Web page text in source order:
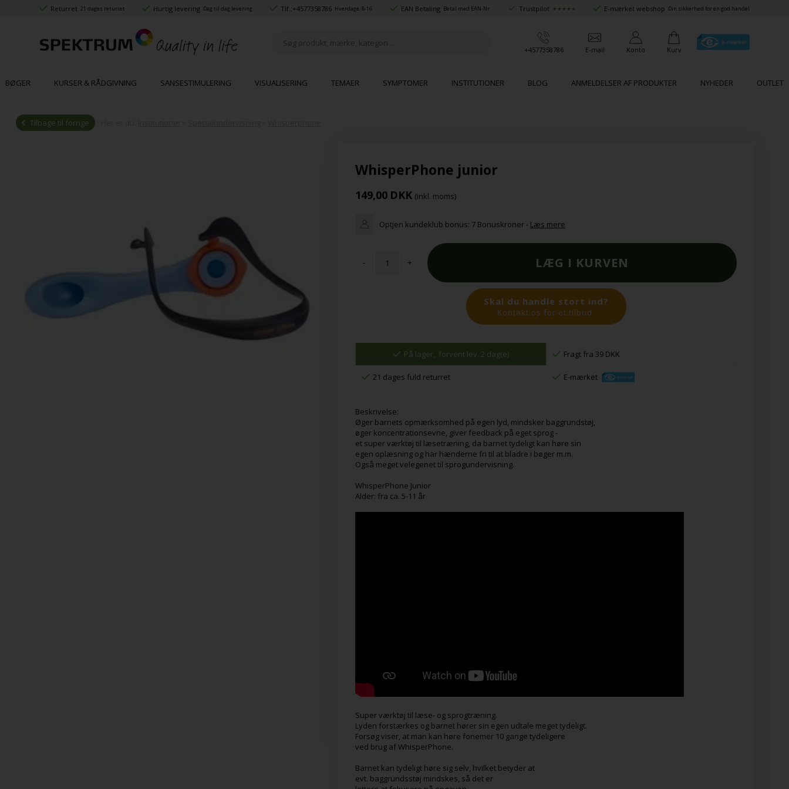
Returret 21 dages returret Hurtig levering Dag til dag levering Tlf.:+4577358786 Hverdage: 8-16 EAN Betaling Betal med EAN-Nr. Trustpilot ★★★★★ E-mærket webshop Din sikkerhed for en god handel
+4577358786 E-mail Konto Kurv
BØGER KURSER & RÅDGIVNING SANSESTIMULERING VISUALISERING TEMAER SYMPTOMER INSTITUTIONER BLOG ANMELDELSER AF PRODUKTER NYHEDER OUTLET
Tilbage til forrige
WhisperPhone junior
149,00 DKK (inkl. moms)
Optjen kundeklub bonus: 7 Bonuskroner - Læs mere
- +
Skal du handle stort ind?
Kontakt os for et tilbud.
På lager, forvent lev. 2 dag(e) Fragt fra 39 DKK
21 dages fuld returret E-mærket
Beskrivelse:
Øger barnets opmærksomhed på egen lyd, mindsker baggrundstøj,
øger koncentrationsevne, giver feedback på eget sprog -
et super værktøj til læsetræning, da barnet tydeligt kan høre sin
egen oplæsning og har hænderne fri til at bladre i bøger m.m.
Også meget velegenet til sprogundervisning.
WhisperPhone Junior
Alder: fra ca. 5-11 år
Super værktøj til læse- og sprogtræning.
Lyden forstærkes og barnet hører sin egen udtale meget tydeligt.
Forsøg viser, at man kan høre fonemer 10 gange tydeligere
ved brug af WhisperPhone.
Barnet kan tydeligt høre sig selv, hvilket betyder at
evt. baggrundsstøj mindskes, så det er